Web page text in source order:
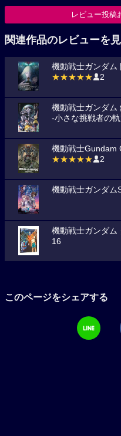
レビュー投稿
関連作品のレビューを
機動戦士ガンダム
★★★★★
2
機動戦士ガンダム
-小さな挑戦者の
機動戦士Gundam
★★★★★
2
機動戦士ガンダム
機動戦士ガンダム
16
このページをシェアする